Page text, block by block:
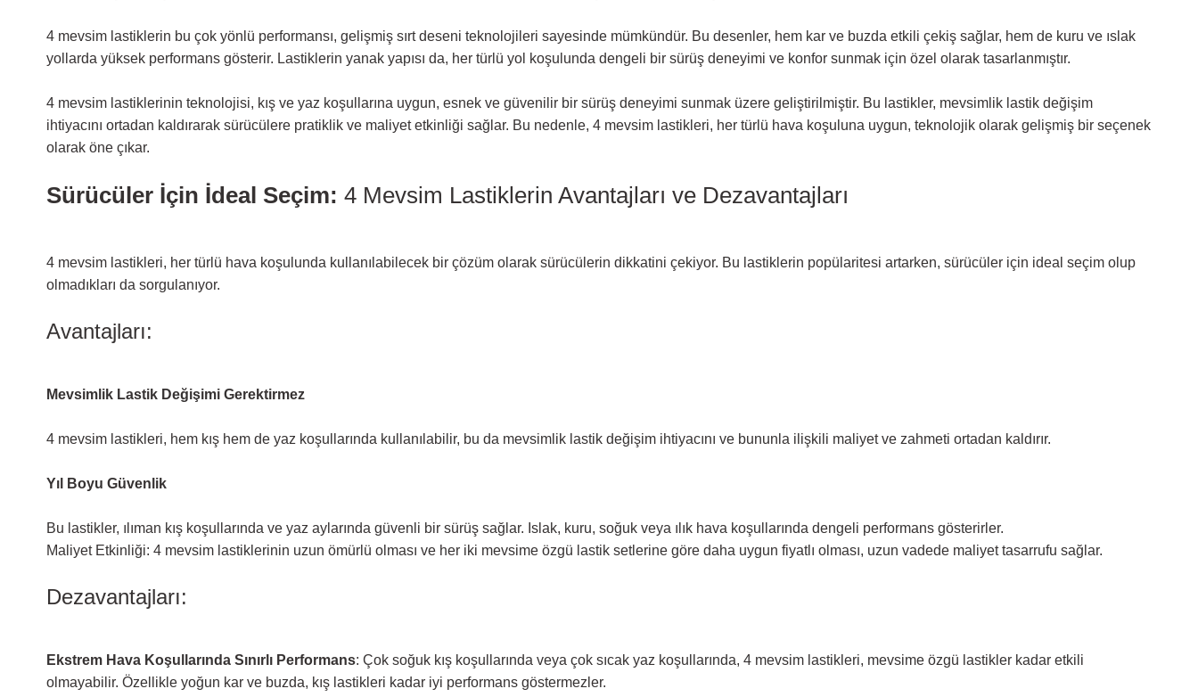
4 mevsim lastiklerin bu çok yönlü performansı, gelişmiş sırt deseni teknolojileri sayesinde mümkündür. Bu desenler, hem kar ve buzda etkili çekiş sağlar, hem de kuru ve ıslak
yollarda yüksek performans gösterir. Lastiklerin yanak yapısı da, her türlü yol koşulunda dengeli bir sürüş deneyimi ve konfor sunmak için özel olarak tasarlanmıştır.
4 mevsim lastiklerinin teknolojisi, kış ve yaz koşullarına uygun, esnek ve güvenilir bir sürüş deneyimi sunmak üzere geliştirilmiştir. Bu lastikler, mevsimlik lastik değişim
ihtiyacını ortadan kaldırarak sürücülere pratiklik ve maliyet etkinliği sağlar. Bu nedenle, 4 mevsim lastikleri, her türlü hava koşuluna uygun, teknolojik olarak gelişmiş bir seçenek
olarak öne çıkar.
Sürücüler İçin İdeal Seçim: 4 Mevsim Lastiklerin Avantajları ve Dezavantajları
4 mevsim lastikleri, her türlü hava koşulunda kullanılabilecek bir çözüm olarak sürücülerin dikkatini çekiyor. Bu lastiklerin popülaritesi artarken, sürücüler için ideal seçim olup
olmadıkları da sorgulanıyor.
Avantajları:
Mevsimlik Lastik Değişimi Gerektirmez
4 mevsim lastikleri, hem kış hem de yaz koşullarında kullanılabilir, bu da mevsimlik lastik değişim ihtiyacını ve bununla ilişkili maliyet ve zahmeti ortadan kaldırır.
Yıl Boyu Güvenlik
Bu lastikler, ılıman kış koşullarında ve yaz aylarında güvenli bir sürüş sağlar. Islak, kuru, soğuk veya ılık hava koşullarında dengeli performans gösterirler.
Maliyet Etkinliği: 4 mevsim lastiklerinin uzun ömürlü olması ve her iki mevsime özgü lastik setlerine göre daha uygun fiyatlı olması, uzun vadede maliyet tasarrufu sağlar.
Dezavantajları:
Ekstrem Hava Koşullarında Sınırlı Performans: Çok soğuk kış koşullarında veya çok sıcak yaz koşullarında, 4 mevsim lastikleri, mevsime özgü lastikler kadar etkili
olmayabilir. Özellikle yoğun kar ve buzda, kış lastikleri kadar iyi performans göstermezler.